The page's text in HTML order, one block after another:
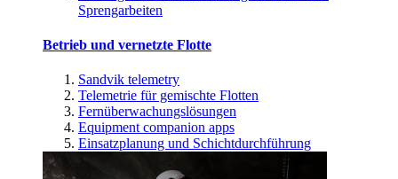
Sprengarbeiten
Betrieb und vernetzte Flotte
Sandvik telemetry
Telemetrie für gemischte Flotten
Fernüberwachungslösungen
Equipment companion apps
Einsatzplanung und Schichtdurchführung